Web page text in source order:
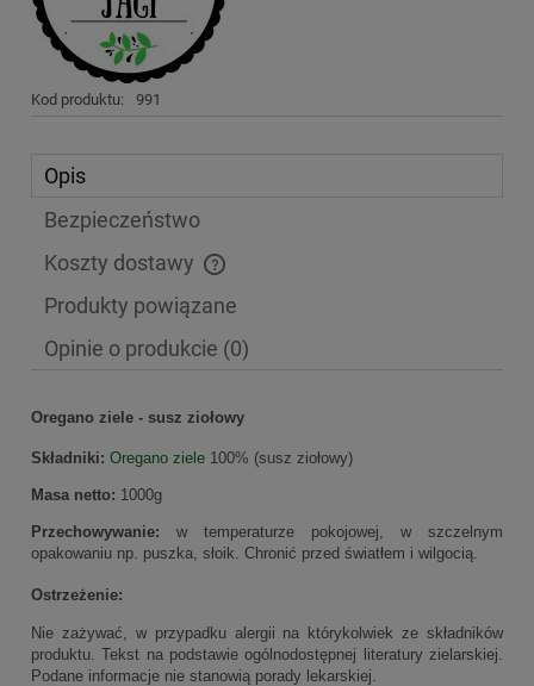
Kod produktu: 991
Opis
Bezpieczeństwo
Koszty dostawy
Cena nie zawiera ewentualnych kosztów płatności
Produkty powiązane
Opinie o produkcie (0)
Oregano ziele - susz ziołowy
Składniki: Oregano ziele 100% (susz ziołowy)
Masa netto: 1000g
Przechowywanie: w temperaturze pokojowej, w szczelnym
opakowaniu np. puszka, słoik. Chronić przed światłem i wilgocią.
Ostrzeżenie:
Nie zażywać, w przypadku alergii na którykolwiek ze składników
produktu. Tekst na podstawie ogólnodostępnej literatury zielarskiej.
Podane informacje nie stanowią porady lekarskiej.